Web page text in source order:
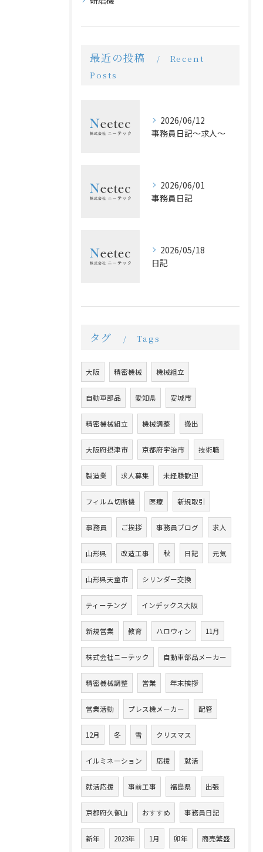
最近の投稿
Recent
Posts
2026/06/12
事務員日記〜求人〜
2026/06/01
事務員日記
2026/05/18
日記
タグ Tags
大阪 精密機械 機械組立
自動車部品 愛知県 安城市
精密機械組立 機械調整 搬出
大阪府摂津市 京都府宇治市 技術職
製造業 求人募集 未経験歓迎
フィルム切断機 医療 新規取引
事務員 ご挨拶 事務員ブログ 求人
山形県 改造工事 秋 日記 元気
山形県天童市 シリンダー交換
ティーチング インデックス大阪
新規営業 教育 ハロウィン 11月
株式会社ニーテック 自動車部品メーカー
精密機械調整 営業 年末挨拶
営業活動 プレス機メーカー 配管
12月 冬 雪 クリスマス
イルミネーション 応援 就活
就活応援 事前工事 福島県 出張
京都府久御山 おすすめ 事務員日記
新年 2023年 1月 卯年 商売繁盛